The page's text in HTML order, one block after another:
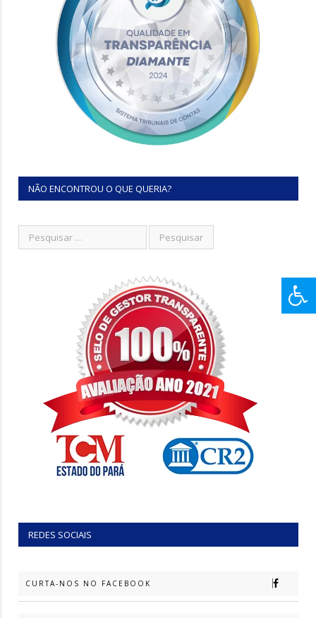
NÃO ENCONTROU O QUE QUERIA?
REDES SOCIAIS
CURTA-NOS NO FACEBOOK